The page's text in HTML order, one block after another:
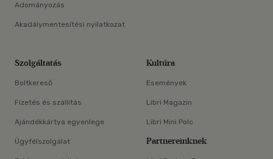
Adományozás
Akadálymentesítési nyilatkozat
Szolgáltatás
Boltkereső
Fizetés és szállítás
Ajándékkártya egyenlege
Ügyfélszolgálat
Kultúra
Események
Libri Magazin
Libri Mini Polc
Partnereinknek